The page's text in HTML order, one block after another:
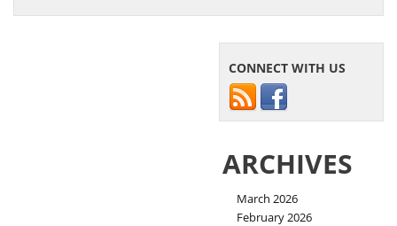
CONNECT WITH US
ARCHIVES
March 2026
February 2026